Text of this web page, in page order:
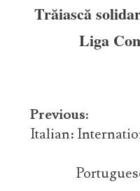
Trăiască
Liga
Post
navigation
Previous:
Italian: